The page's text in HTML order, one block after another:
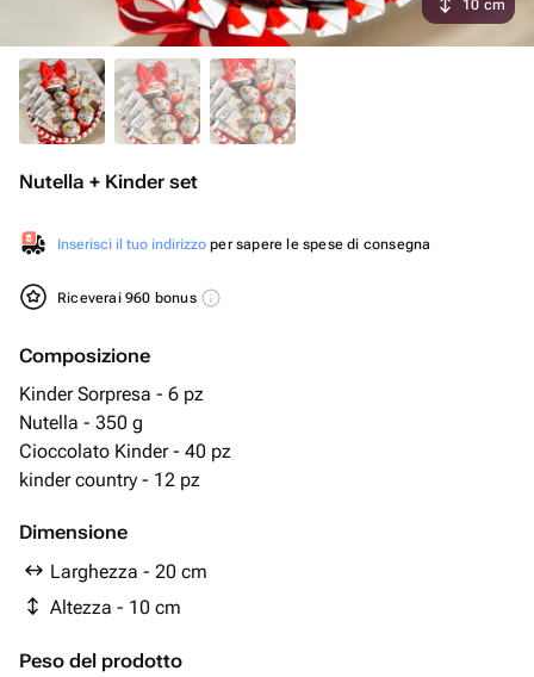
Nutella + Kinder set
Inserisci il tuo indirizzo per sapere le spese di consegna
Riceverai 960 bonus
Composizione
Kinder Sorpresa - 6 pz
Nutella - 350 g
Cioccolato Kinder - 40 pz
kinder country - 12 pz
Dimensione
Larghezza - 20 cm
Altezza - 10 cm
Peso del prodotto
10 cm